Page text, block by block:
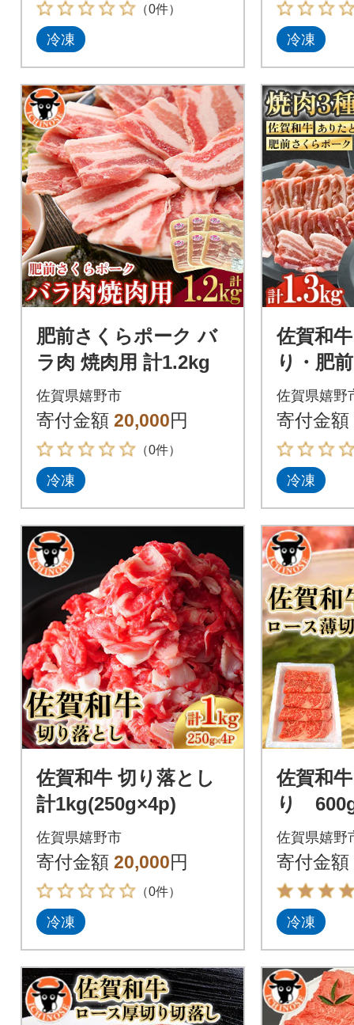
（0件）
冷凍 冷凍
肥前さくらポーク バ
ラ肉 焼肉用 計1.2kg
佐賀県嬉野市
寄付金額 20,000円
（0件）
冷凍
佐賀和
り・肥
ク 焼肉
g
佐賀県嬉野
寄付金額
冷凍
佐賀和牛 切り落とし
計1kg(250g×4p)
佐賀県嬉野市
寄付金額 20,000円
（0件）
冷凍
佐賀和
り
佐賀県嬉野
寄付金額
冷凍